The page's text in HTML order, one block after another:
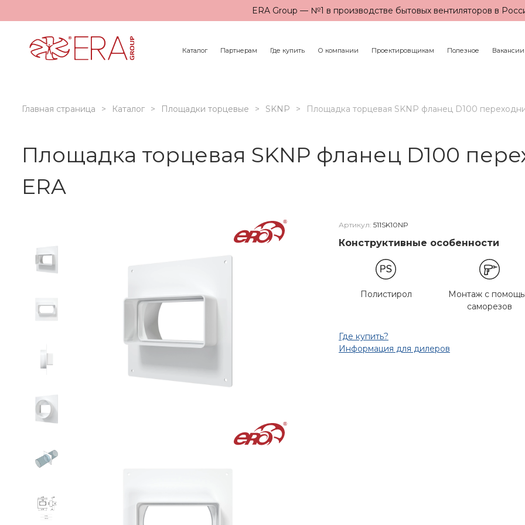
ERA Group — №1 в производстве бытовых вентиляторов в
Каталог Партнерам Где купить О компании Проектировщикам Полезное Вакансии
Главная страница Каталог Площадки торцевые SKNP Площадка торцевая SKNP фланец D100
Площадка торцевая SKNP фланец D100
ERA
Артикул: 511SK10NP
Конструктивные особенности
Полистирол
Монтаж с
саморезов
Где купить?
Информация для дилеров